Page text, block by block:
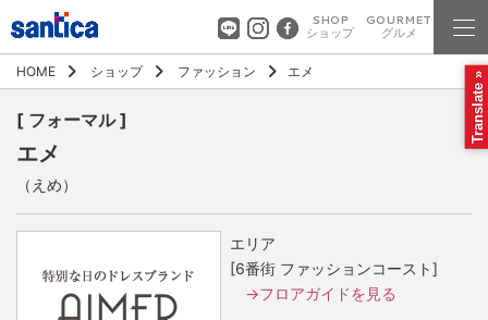
SHOP
ショップ
GOURMET
グルメ
HOME ショップ ファッション エメ
[ フォーマル ]
エメ
（えめ）
エリア
[6番街 ファッションコースト]
→フロアガイドを見る
Translate »